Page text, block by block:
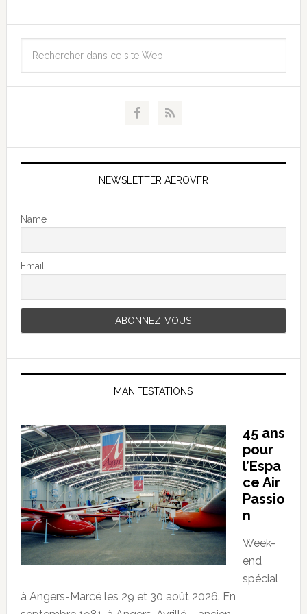
NEWSLETTER AEROVFR
Name
Email
MANIFESTATIONS
45 ans
pour
l’Espa
ce Air
Passio
n
Week-
end
spécial
à Angers-Marcé les 29 et 30 août 2026. En